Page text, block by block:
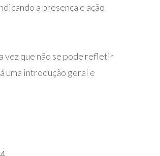
a presença e ação
vez que não se pode refletir
uma introdução geral e